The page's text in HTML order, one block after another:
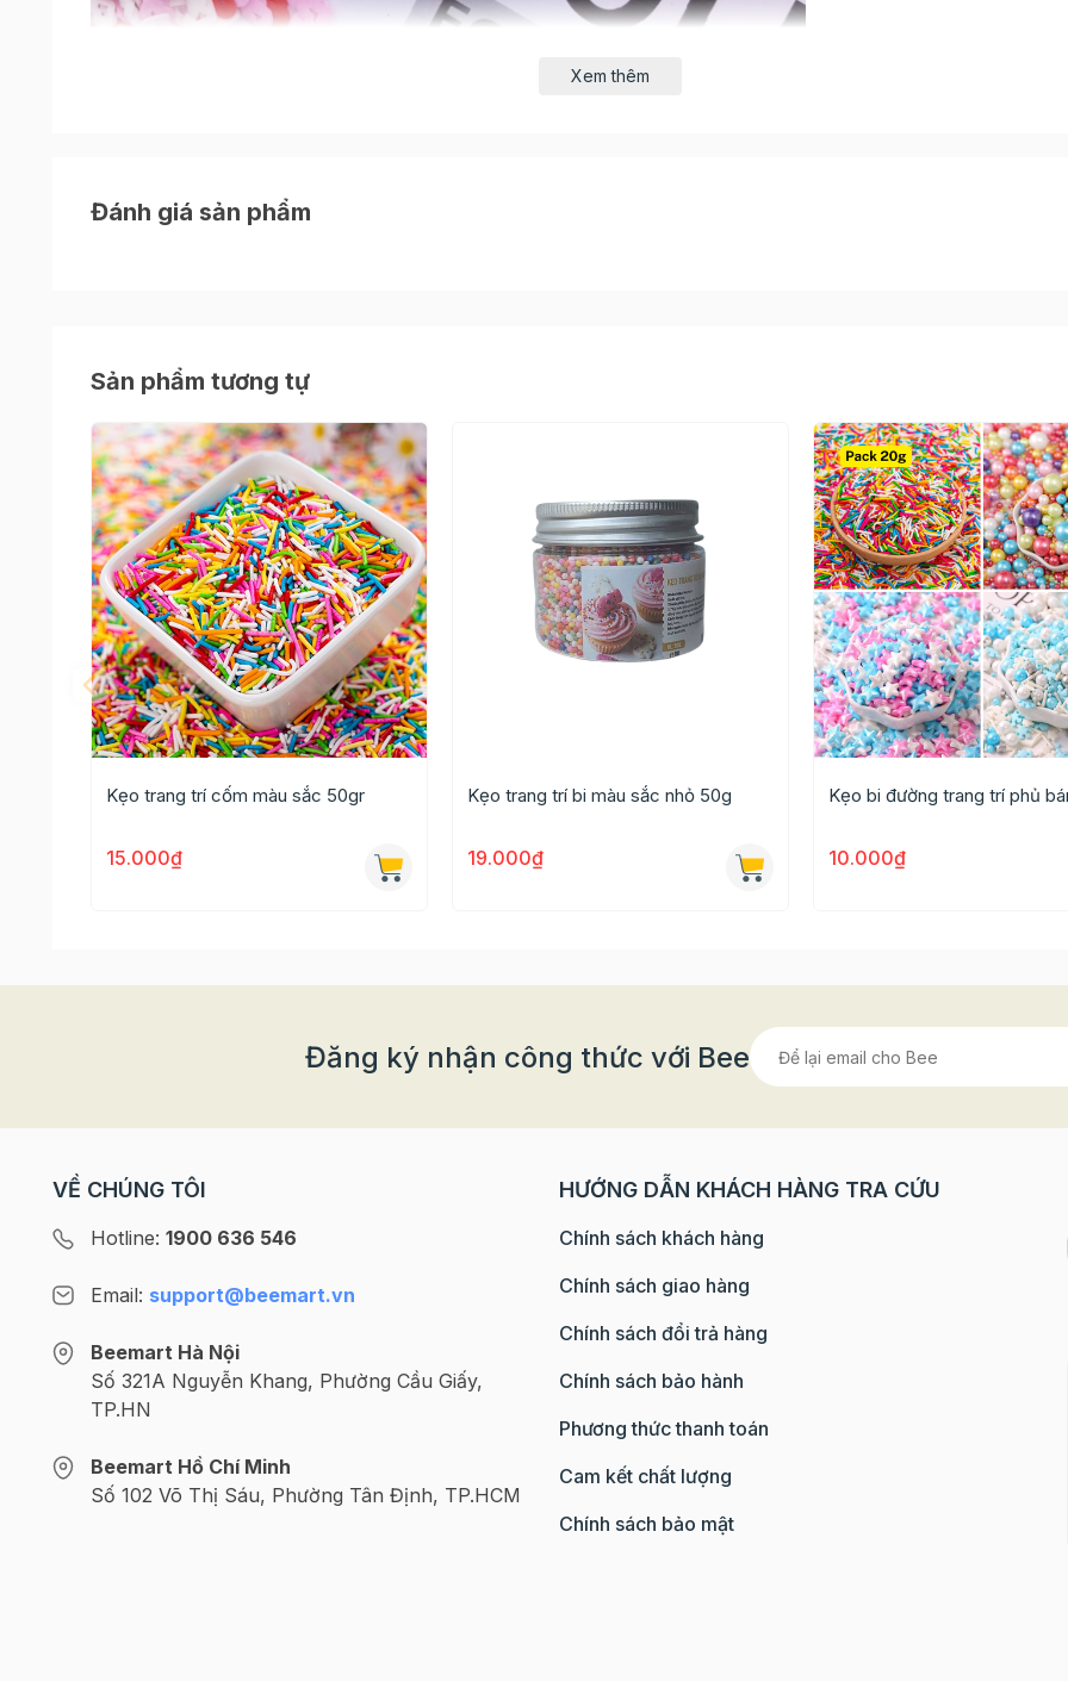
Xem thêm
Đánh giá sản phẩm
Sản phẩm tương tự
Kẹo trang trí cốm màu sắc 50gr
15.000₫
Kẹo trang trí bi màu sắc nhỏ 50g
19.000₫
Kẹo bi đường trang trí phủ
10.000₫
Đăng ký nhận công thức với Bee
VỀ CHÚNG TÔI
Hotline: 1900 636 546
Email: support@beemart.vn
Beemart Hà Nội
Số 321A Nguyễn Khang, Phường Cầu Giấy,
TP.HN
Beemart Hồ Chí Minh
Số 102 Võ Thị Sáu, Phường Tân Định, TP.HCM
HƯỚNG DẪN KHÁCH HÀNG TRA CỨU
Chính sách khách hàng
Chính sách giao hàng
Chính sách đổi trả hàng
Chính sách bảo hành
Phương thức thanh toán
Cam kết chất lượng
Chính sách bảo mật